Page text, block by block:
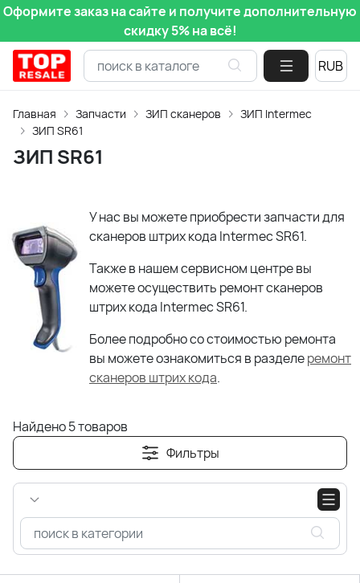
Оформите заказ на сайте и получите дополнительную
скидку 5% на всё!
Главная Запчасти ЗИП сканеров
ЗИП Intermec
ЗИП SR61
ЗИП SR61
У нас вы можете приобрести запчасти для
сканеров штрих кода Intermec SR61.
Также в нашем сервисном центре вы
можете осуществить ремонт сканеров
штрих кода Intermec SR61.
Более подробно со стоимостью ремонта
вы можете ознакомиться в разделеремонт
сканеров штрих кода.
Найдено 5 товаров
Фильтры